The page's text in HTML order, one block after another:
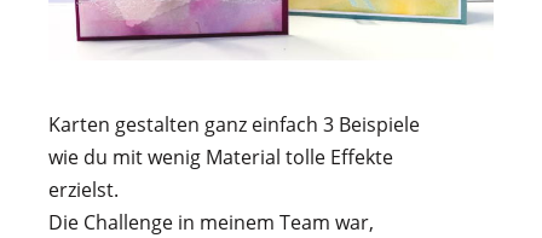
Karten gestalten ganz einfach 3 Beispiele
wie du mit wenig Material tolle Effekte
erzielst.
Die Challenge in meinem Team war,